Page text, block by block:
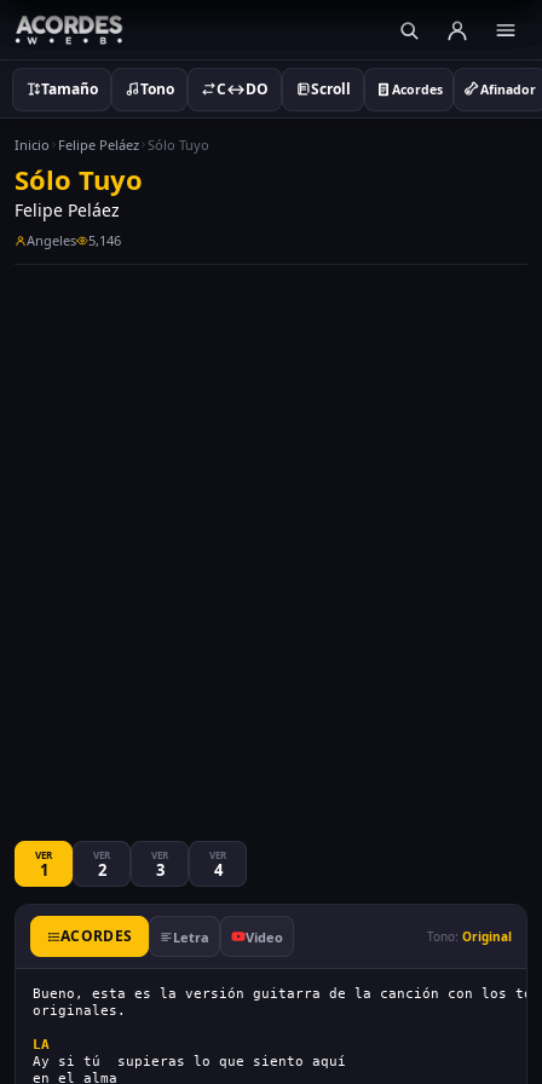
Tamaño Tono C↔DO Scroll Acordes Afinador
Inicio Felipe Peláez Sólo Tuyo
Sólo Tuyo
Felipe Peláez
Angeles 5,146
VER
1
VER
2
VER
3
VER
4
ACORDES Letra Video Tono: Original
Bueno, esta es la versión guitarra de la canción con los
originales.
LA
Ay si tú  supieras lo que siento aquí
en el alma